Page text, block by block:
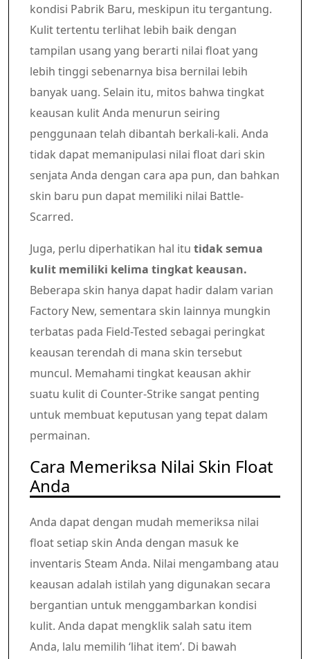
kondisi Pabrik Baru, meskipun itu tergantung.
Kulit tertentu terlihat lebih baik dengan
tampilan usang yang berarti nilai float yang
lebih tinggi sebenarnya bisa bernilai lebih
banyak uang. Selain itu, mitos bahwa tingkat
keausan kulit Anda menurun seiring
penggunaan telah dibantah berkali-kali. Anda
tidak dapat memanipulasi nilai float dari skin
senjata Anda dengan cara apa pun, dan bahkan
skin baru pun dapat memiliki nilai Battle-
Scarred.
Juga, perlu diperhatikan hal itu tidak semua
kulit memiliki kelima tingkat keausan.
Beberapa skin hanya dapat hadir dalam varian
Factory New, sementara skin lainnya mungkin
terbatas pada Field-Tested sebagai peringkat
keausan terendah di mana skin tersebut
muncul. Memahami tingkat keausan akhir
suatu kulit di Counter-Strike sangat penting
untuk membuat keputusan yang tepat dalam
permainan.
Cara Memeriksa Nilai Skin Float
Anda
Anda dapat dengan mudah memeriksa nilai
float setiap skin Anda dengan masuk ke
inventaris Steam Anda. Nilai mengambang atau
keausan adalah istilah yang digunakan secara
bergantian untuk menggambarkan kondisi
kulit. Anda dapat mengklik salah satu item
Anda, lalu memilih ‘lihat item’. Di bawah